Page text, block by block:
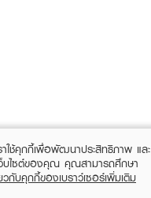
าใช้คุกกี้เพื่อพัฒนาประสิทธิภาพ และ
ว็บไซต์ของคุณ คุณสามารถศึกษา
วกับคุกกี้ของเบราว์เซอร์เพิ่มเติม